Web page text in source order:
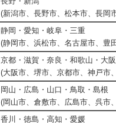
(新潟市、長野市、松本市、長岡
静岡・愛知・岐阜・三重
(静岡市、浜松市、名古屋市、豊
京都・滋賀・奈良・和歌山・大
(大阪市、堺市、京都市、神戸市
岡山・広島・山口・鳥取・島根
(岡山市、倉敷市、広島市、呉市
香川・徳島・高知・愛媛